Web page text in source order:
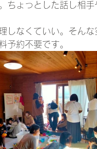
ちょっとした話し相手
しなくていい。そんな
予約不要です。